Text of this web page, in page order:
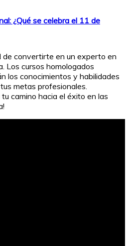
¿Qué se celebra el 11 de
de convertirte en un experto en
Los cursos homologados
los conocimientos y habilidades
metas profesionales.
camino hacia el éxito en las